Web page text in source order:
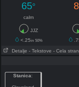
65°
calm
JJZ
<.25in 50%
Detalje - Tekstove - Cela
Stanica: